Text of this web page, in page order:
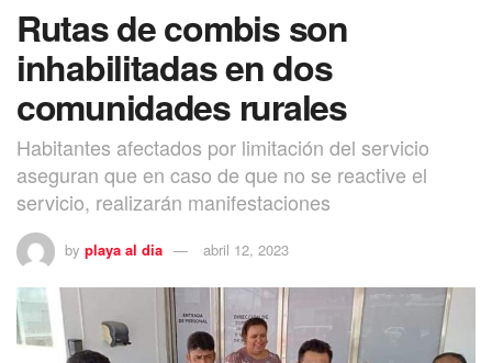
Rutas de combis son
inhabilitadas en dos
comunidades rurales
Habitantes afectados por limitación del servicio
aseguran que en caso de que no se reactive el
servicio, realizarán manifestaciones
by playa al dia abril 12, 2023